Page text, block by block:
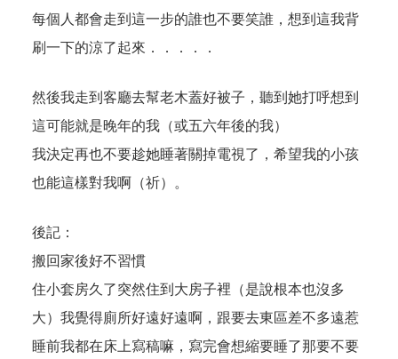
每個人都會走到這一步的誰也不要笑誰，想到這我背
刷一下的涼了起來．．．．．
然後我走到客廳去幫老木蓋好被子，聽到她打呼想到
這可能就是晚年的我（或五六年後的我）
我決定再也不要趁她睡著關掉電視了，希望我的小孩
也能這樣對我啊（祈）。
後記：
搬回家後好不習慣
住小套房久了突然住到大房子裡（是說根本也沒多
大）我覺得廁所好遠好遠啊，跟要去東區差不多遠惹
睡前我都在床上寫稿嘛，寫完會想縮要睡了那要不要